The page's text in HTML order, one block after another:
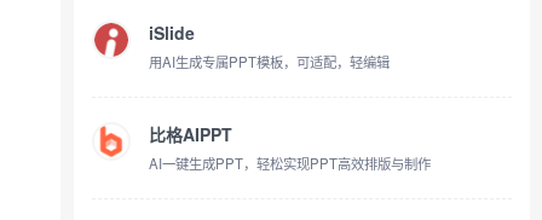
iSlide
用AI生成专属PPT模板，可适配，轻编辑
比格AIPPT
AI一键生成PPT，轻松实现PPT高效排版与制作